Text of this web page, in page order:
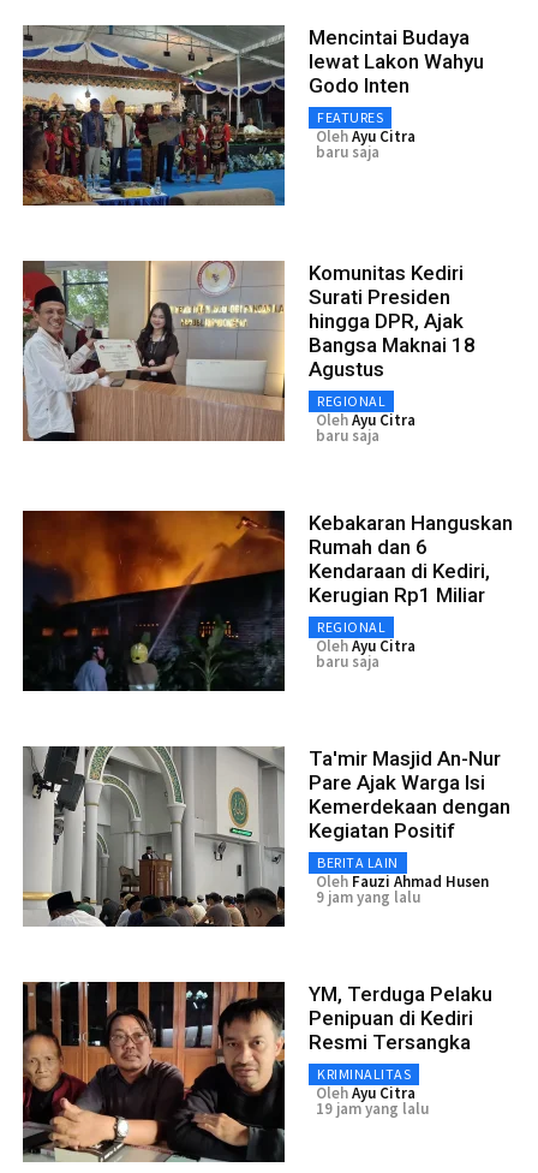
Mencintai Budaya
lewat Lakon Wahyu
Godo Inten
FEATURES
OlehAyu Citra
baru saja
Komunitas Kediri
Surati Presiden
hingga DPR, Ajak
Bangsa Maknai 18
Agustus
REGIONAL
OlehAyu Citra
baru saja
Kebakaran Hanguskan
Rumah dan 6
Kendaraan di Kediri,
Kerugian Rp1 Miliar
REGIONAL
OlehAyu Citra
baru saja
Ta'mir Masjid An-Nur
Pare Ajak Warga Isi
Kemerdekaan dengan
Kegiatan Positif
BERITA LAIN
Oleh Fauzi Ahmad Husen
9 jam yang lalu
YM, Terduga Pelaku
Penipuan di Kediri
Resmi Tersangka
KRIMINALITAS
OlehAyu Citra
19 jam yang lalu